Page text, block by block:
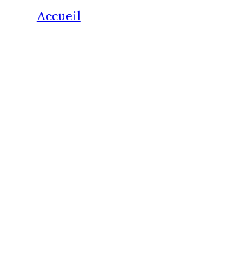
Accueil